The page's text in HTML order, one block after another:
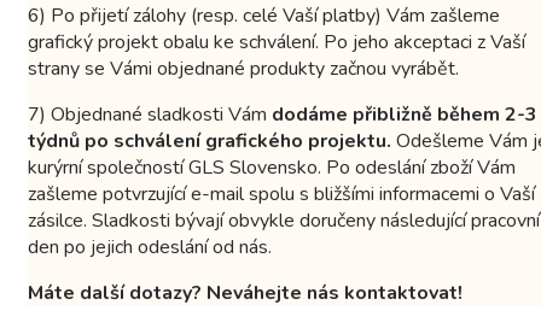
6) Po přijetí zálohy (resp. celé Vaší platby) Vám zašleme
grafický projekt obalu ke schválení. Po jeho akceptaci z Vaší
strany se Vámi objednané produkty začnou vyrábět.
7) Objednané sladkosti Vám dodáme přibližně během 2-3
týdnů po schválení grafického projektu. Odešleme Vám
kurýrní společností GLS Slovensko. Po odeslání zboží Vám
zašleme potvrzující e-mail spolu s bližšími informacemi o Vaší
zásilce. Sladkosti bývají obvykle doručeny následující pracovní
den po jejich odeslání od nás.
Máte další dotazy? Neváhejte nás kontaktovat!